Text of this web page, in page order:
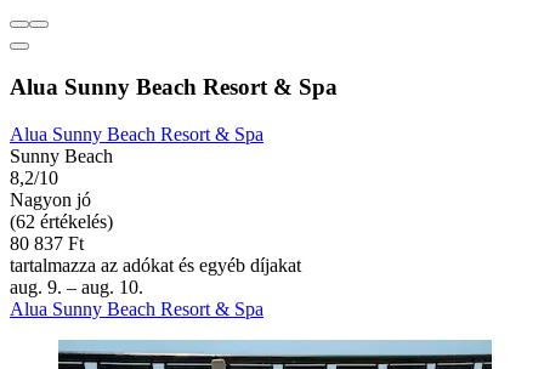
Alua Sunny Beach Resort & Spa
Alua Sunny Beach Resort & Spa
Sunny Beach
8,2/10
Nagyon jó
(62 értékelés)
80 837 Ft
tartalmazza az adókat és egyéb díjakat
aug. 9. – aug. 10.
Alua Sunny Beach Resort & Spa